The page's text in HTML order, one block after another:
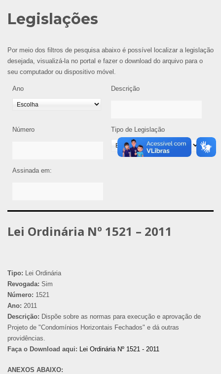
Legislações
Por meio dos filtros de pesquisa abaixo é possível localizar a legislação
desejada, visualizá-la no portal e fazer o download do arquivo para o
seu computador ou dispositivo móvel.
Ano Descrição
Número Tipo de Legislação
Assinada em:
Lei Ordinária Nº 1521 – 2011
Tipo: Lei Ordinária
Revogada: Sim
Número: 1521
Ano: 2011
Descrição: Dispõe sobre as normas para execução e aprovação de
Projeto de "Condomínios Horizontais Fechados" e dá outras
providências.
Faça o Download aqui: Lei Ordinária Nº 1521 - 2011
ANEXOS ABAIXO: